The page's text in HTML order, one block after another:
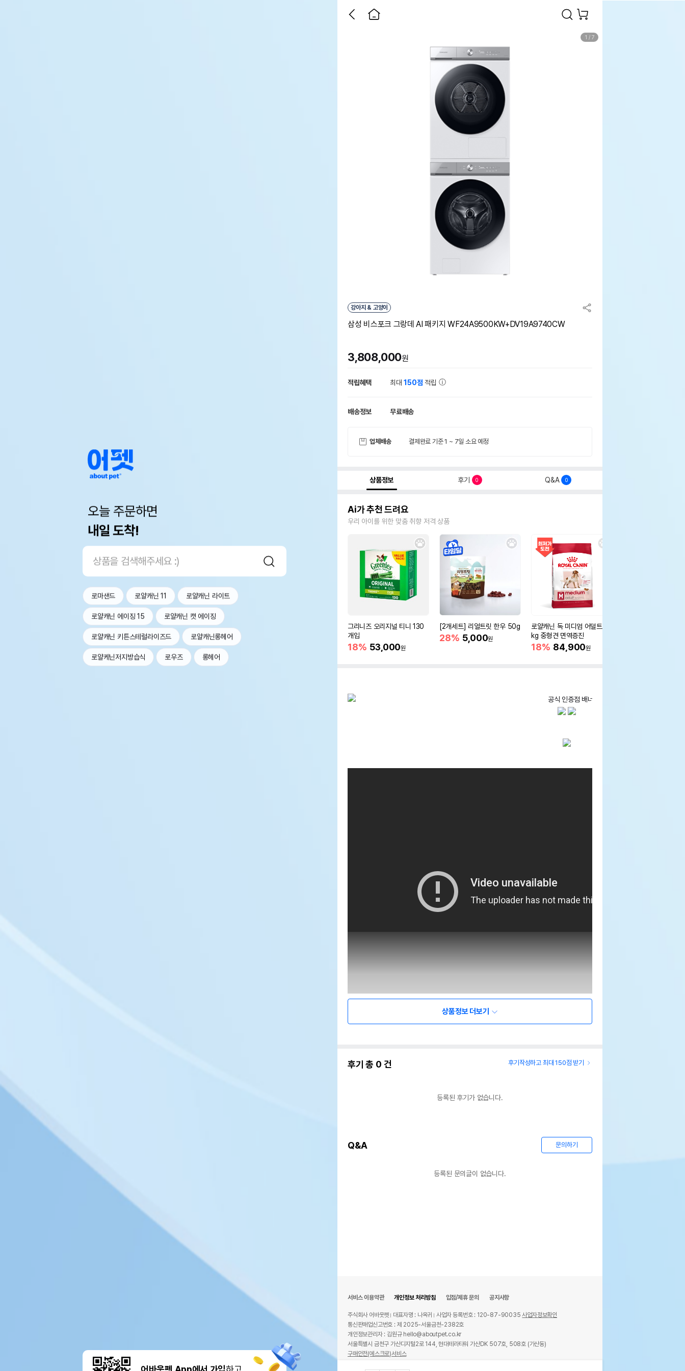
오늘 주문하면
내일 도착!
로마샌드 로얄캐닌 11 로얄캐닌 라이트
로얄캐닌 에이징 15 로얄캐닌 캣 에이징
로얄캐닌 키튼스테럴라이즈드 로얄캐닌롱헤어
로얄케닌저지방습식 로우즈 롱헤어
1 / 7
강아지 & 고양이
삼성 비스포크 그랑데 AI 패키지 WF24A9500KW+DV19A9740CW
3,808,000원
적립혜택 최대150점 적립
배송정보 무료배송
업체배송 결제완료 기준 1 ~ 7일 소요 예정
상품정보 후기 0 Q&A 0
Ai가 추천 드려요
우리 아이를 위한 맞춤 취향 저격 상품
그리니즈 오리지널 티니 130
개입
18% 53,000원
[2개세트] 리얼트릿 한우 50g
28% 5,000원
로얄캐닌 독 미디엄 어덜트 10
kg 중형견 면역증진
18% 84,900원
상품정보 더보기
후기 총 0 건 후기작성하고 최대 150점 받기
등록된 후기가 없습니다.
Q&A 문의하기
등록된 문의글이 없습니다.
서비스 이용약관 개인정보 처리방침 입점/제휴 문의 공지사항
주식회사 어바웃펫 대표자명 : 나옥귀 사업자 등록번호 : 120-87-90035사업자정보확인
통신판매업신고번호 : 제 2025-서울금천-2382호
개인정보관리자 : 김원규 hello@aboutpet.co.kr
서울특별시 금천구 가산디지털2로 144, 현대테라타워 가산DK 507호, 508호 (가산동)
구매안전(에스크로)서비스